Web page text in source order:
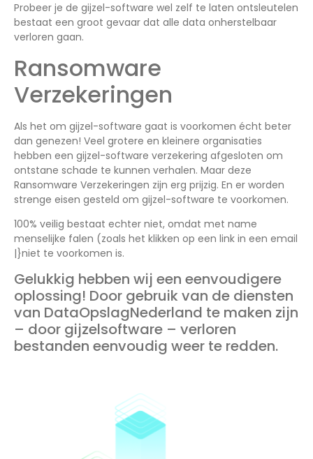
Probeer je de gijzel-software wel zelf te laten ontsleutelen
bestaat een groot gevaar dat alle data onherstelbaar
verloren gaan.
Ransomware
Verzekeringen
Als het om gijzel-software gaat is voorkomen écht beter
dan genezen! Veel grotere en kleinere organisaties
hebben een gijzel-software verzekering afgesloten om
ontstane schade te kunnen verhalen. Maar deze
Ransomware Verzekeringen zijn erg prijzig. En er worden
strenge eisen gesteld om gijzel-software te voorkomen.
100% veilig bestaat echter niet, omdat met name
menselijke falen (zoals het klikken op een link in een email
|}niet te voorkomen is.
Gelukkig hebben wij een eenvoudigere
oplossing! Door gebruik van de diensten
van DataOpslagNederland te maken zijn
– door gijzelsoftware – verloren
bestanden eenvoudig weer te redden.